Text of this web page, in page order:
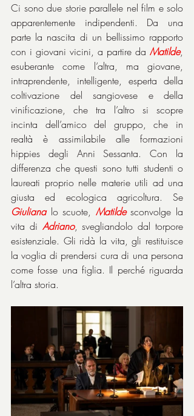
Ci sono due storie parallele nel film e solo
apparentemente indipendenti. Da una
parte la nascita di un bellissimo rapporto
con i giovani vicini, a partire da Matilde,
esuberante come l’altra, ma giovane,
intraprendente, intelligente, esperta della
coltivazione del sangiovese e della
vinificazione, che tra l’altro si scopre
incinta dell’amico del gruppo, che in
realtà è assimilabile alle formazioni
hippies degli Anni Sessanta. Con la
differenza che questi sono tutti studenti o
laureati proprio nelle materie utili ad una
Giuliana lo scuote, Matilde sconvolge la
vita di Adriano, svegliandolo dal torpore
esistenziale. Gli ridà la vita, gli restituisce
la voglia di prendersi cura di una persona
come fosse una figlia. Il perché riguarda
l’altra storia.